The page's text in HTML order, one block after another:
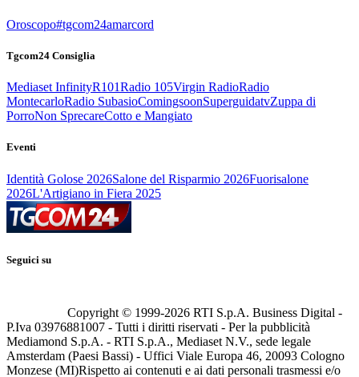
Oroscopo#tgcom24amarcord
Tgcom24 Consiglia
Mediaset InfinityR101Radio 105Virgin RadioRadio
MontecarloRadio SubasioComingsoonSuperguidatvZuppa di
PorroNon SprecareCotto e Mangiato
Eventi
Identità Golose 2026Salone del Risparmio 2026Fuorisalone
2026L'Artigiano in Fiera 2025
Seguici su
Copyright © 1999-2026 RTI S.p.A. Business Digital -
P.Iva 03976881007 - Tutti i diritti riservati - Per la pubblicità
Mediamond S.p.A. - RTI S.p.A., Mediaset N.V., sede legale
Amsterdam (Paesi Bassi) - Uffici Viale Europa 46, 20093 Cologno
Monzese (MI)Rispetto ai contenuti e ai dati personali trasmessi e/o